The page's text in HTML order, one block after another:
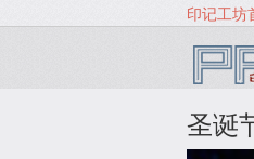
印记工坊
圣诞